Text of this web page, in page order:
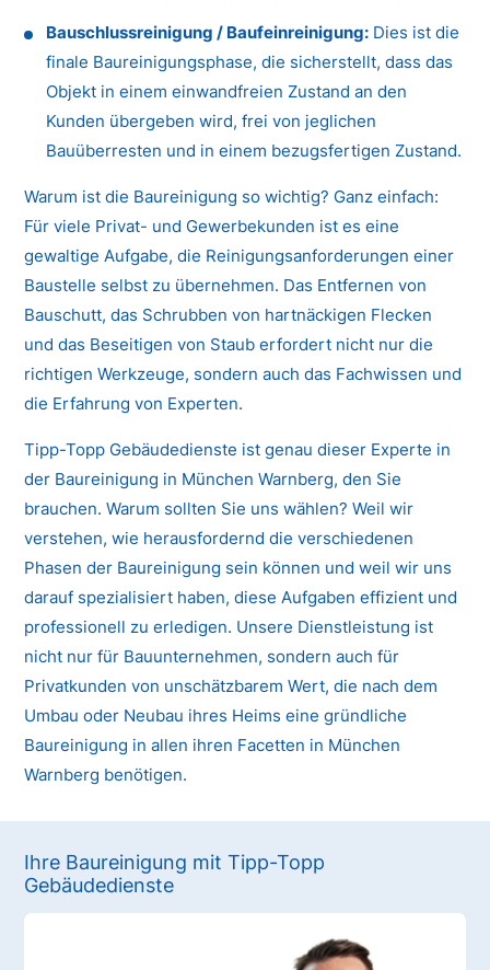
Bauschlussreinigung / Baufeinreinigung: Dies ist die
finale Baureinigungsphase, die sicherstellt, dass das
Objekt in einem einwandfreien Zustand an den
Kunden übergeben wird, frei von jeglichen
Bauüberresten und in einem bezugsfertigen Zustand.
Warum ist die Baureinigung so wichtig? Ganz einfach:
Für viele Privat- und Gewerbekunden ist es eine
gewaltige Aufgabe, die Reinigungsanforderungen einer
Baustelle selbst zu übernehmen. Das Entfernen von
Bauschutt, das Schrubben von hartnäckigen Flecken
und das Beseitigen von Staub erfordert nicht nur die
richtigen Werkzeuge, sondern auch das Fachwissen und
die Erfahrung von Experten.
Tipp-Topp Gebäudedienste ist genau dieser Experte in
der Baureinigung in München Warnberg, den Sie
brauchen. Warum sollten Sie uns wählen? Weil wir
verstehen, wie herausfordernd die verschiedenen
Phasen der Baureinigung sein können und weil wir uns
darauf spezialisiert haben, diese Aufgaben effizient und
professionell zu erledigen. Unsere Dienstleistung ist
nicht nur für Bauunternehmen, sondern auch für
Privatkunden von unschätzbarem Wert, die nach dem
Umbau oder Neubau ihres Heims eine gründliche
Baureinigung in allen ihren Facetten in München
Warnberg benötigen.
Ihre Baureinigung mit Tipp-Topp
Gebäudedienste